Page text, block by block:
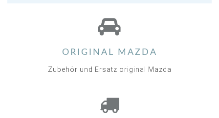
ORIGINAL MAZDA
Zubehör und Ersatz original Mazda